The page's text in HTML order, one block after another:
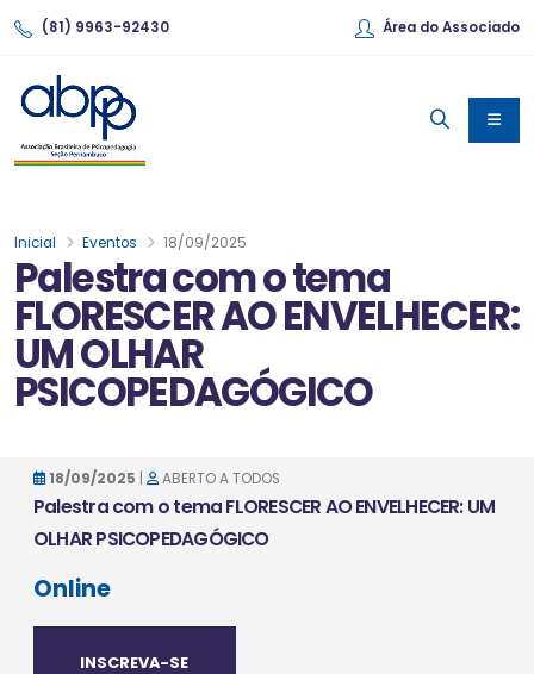
(81) 9963-92430 Área do Associado
Palestra com o tema
FLORESCER AO ENVELHECER:
UM OLHAR
PSICOPEDAGÓGICO
Inicial Eventos 18/09/2025
18/09/2025 ABERTO A TODOS
Palestra com o tema FLORESCER AO ENVELHECER: UM
OLHAR PSICOPEDAGÓGICO
Online
INSCREVA-SE